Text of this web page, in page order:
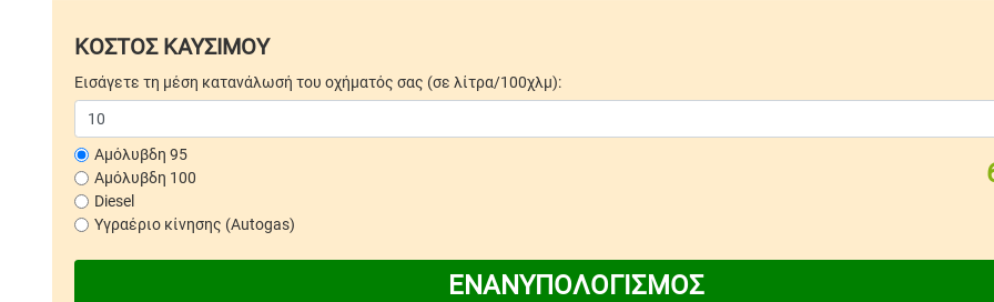
ΚΟΣΤΟΣ ΚΑΥΣΙΜΟΥ
Εισάγετε τη μέση κατανάλωσή του οχήματός σας (σε λίτρα/100χλμ):
Αμόλυβδη 95
Αμόλυβδη 100
Diesel
Υγραέριο κίνησης (Autogas)
ΕΝΑΝΥΠΟΛΟΓΙΣΜΟΣ